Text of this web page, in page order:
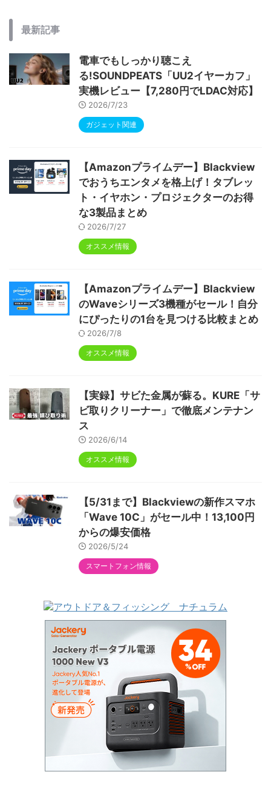
最新記事
電車でもしっかり聴こえ
る!SOUNDPEATS「UU2イヤーカフ」
実機レビュー【7,280円でLDAC対応】
2026/7/23
ガジェット関連
【Amazonプライムデー】Blackview
でおうちエンタメを格上げ！タブレッ
ト・イヤホン・プロジェクターのお得
な3製品まとめ
2026/7/27
オススメ情報
【Amazonプライムデー】Blackview
のWaveシリーズ3機種がセール！自分
にぴったりの1台を見つける比較まとめ
2026/7/8
オススメ情報
【実録】サビた金属が蘇る。KURE「サ
ビ取りクリーナー」で徹底メンテナン
ス
2026/6/14
オススメ情報
【5/31まで】Blackviewの新作スマホ
「Wave 10C」がセール中！13,100円
からの爆安価格
2026/5/24
スマートフォン情報